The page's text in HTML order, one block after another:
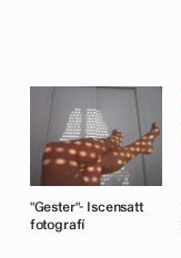
"Gester"- Iscensatt
fotografí